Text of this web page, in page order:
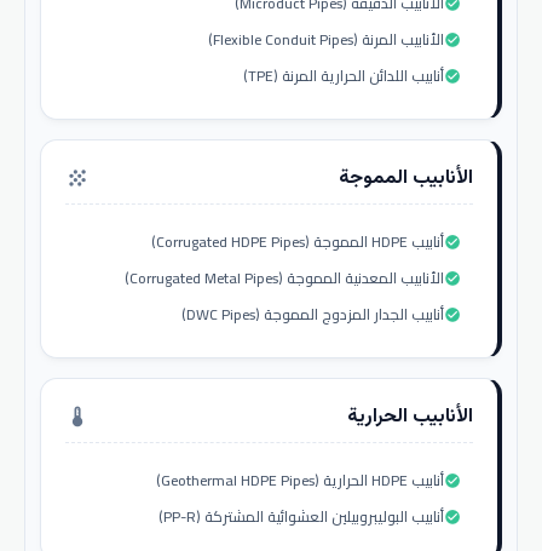
check_circle
الأنابيب المرنة (Flexible Conduit Pipes)check_circle
أنابيب اللدائن الحرارية المرنة (TPE)check_circle
الأنابيب المموجة grain
أنابيب HDPE المموجة (Corrugated HDPE Pipes)check_circle
الأنابيب المعدنية المموجة (Corrugated Metal Pipes)check_circle
أنابيب الجدار المزدوج المموجة (DWC Pipes)check_circle
الأنابيب الحرارية thermostat
أنابيب HDPE الحرارية (Geothermal HDPE Pipes)check_circle
أنابيب البوليبروبيلين العشوائية المشتركة (PP-R)check_circle